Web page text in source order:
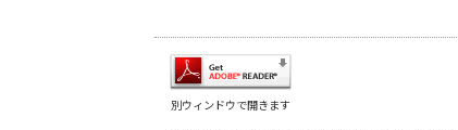
別ウィンドウで開きます